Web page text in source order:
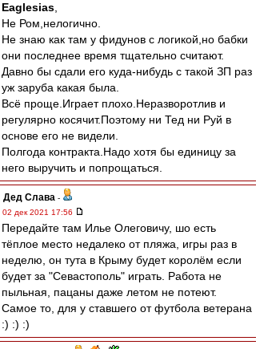
Eaglesias
Не Ром,нелогично.
Не знаю как там у фидунов с логикой,но бабки
они последнее время тщательно считают.
Давно бы сдали его куда-нибудь с такой ЗП раз
уж заруба какая была.
Всё проще.Играет плохо.Неразворотлив и
регулярно косячит.Поэтому ни Тед ни Руй в
основе его не видели.
Полгода контракта.Надо хотя бы единицу за
него выручить и попрощаться.
Дед Слава -
02 дек 2021 17:56
Передайте там Илье Олеговичу, шо есть
тёплое место недалеко от пляжа, игры раз в
неделю, он тута в Крыму будет королём если
будет за "Севастополь" играть. Работа не
пыльная, пацаны даже летом не потеют.
Самое то, для у ставшего от футбола ветерана
:) :) :)